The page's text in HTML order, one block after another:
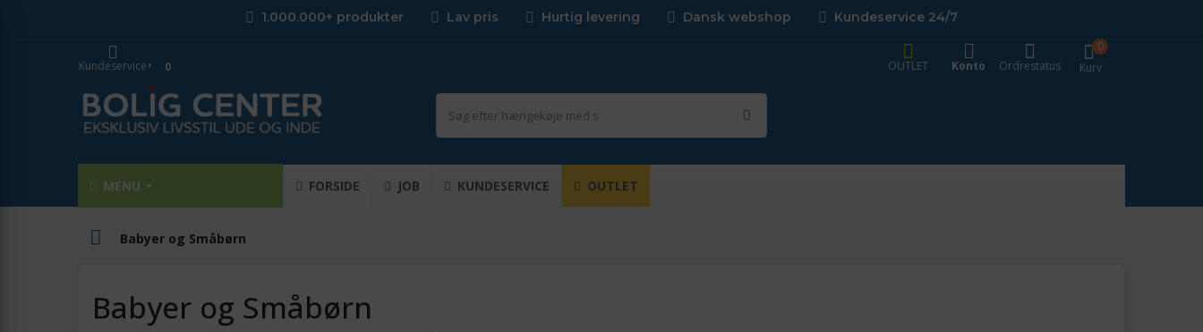
1.000.000+ produkter Lav pris Hurtig levering Dansk webshop Kundeservice 24/7
Kurv
0
OUTLET
Konto Ordrestatus
Kundeservice 0
MENU FORSIDE JOB KUNDESERVICE OUTLET
Babyer og Småbørn
Babyer og Småbørn